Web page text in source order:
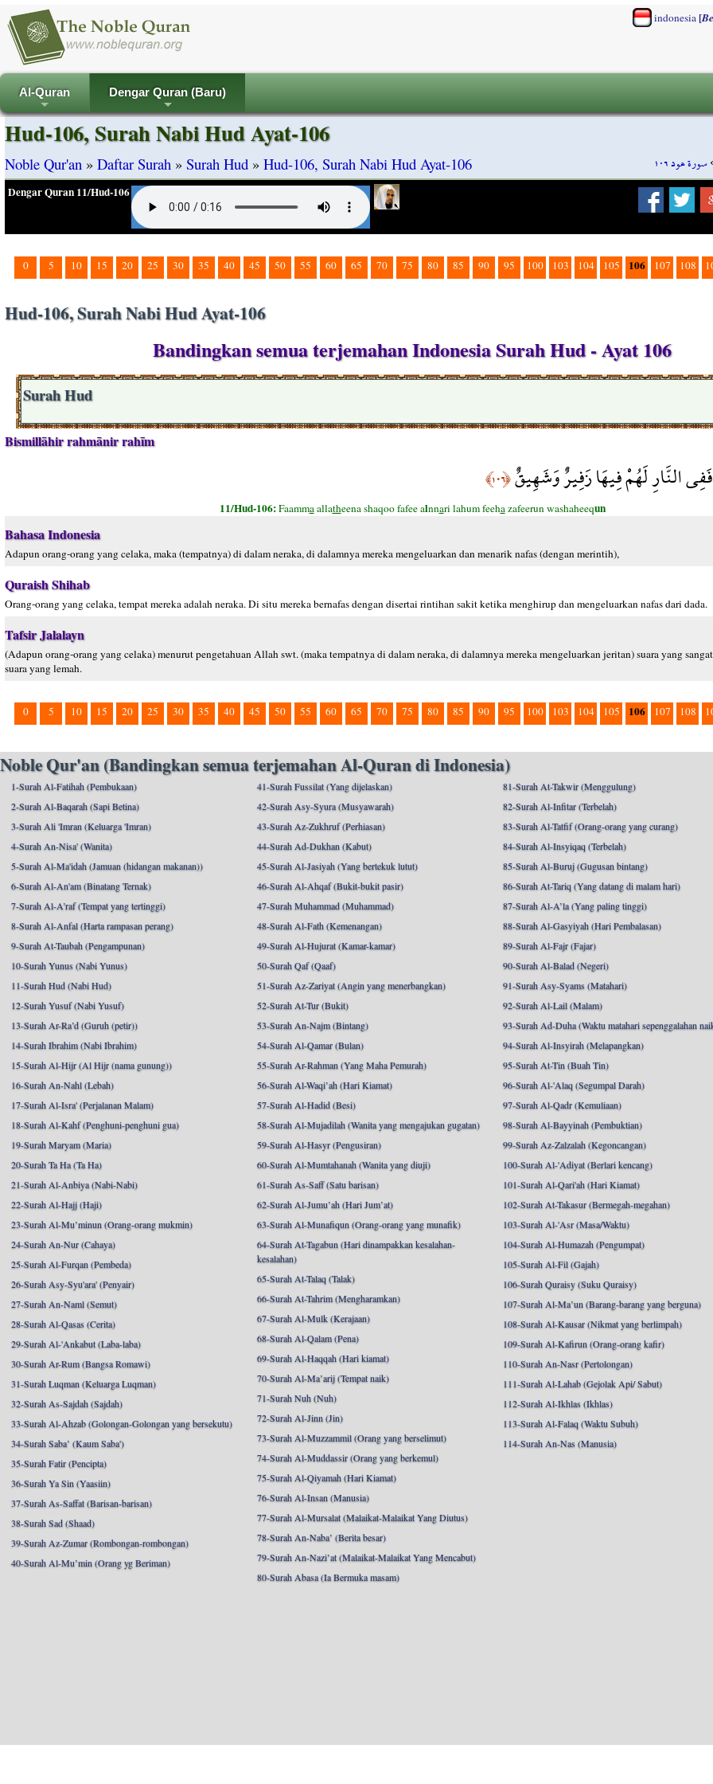
indonesia[
+
Al-Quran
+
Dengar Quran (Baru)
سورة هود ١٠٦
Hud-106, Surah Nabi Hud Ayat-106
Noble Qur'an » Daftar Surah » Surah Hud » Hud-106, Surah Nabi Hud Ayat-106
Dengar Quran 11/Hud-106
0 5 10 15 20 25 30 35 40 45 50 55 60 65 70 75 80 85 90 95 100 103 104 105 106 107 108
Hud-106, Surah Nabi Hud Ayat-106
Bandingkan semua terjemahan Indonesia Surah Hud - Ayat 106
Surah Hud
Bismillāhir rahmānir rahīm
النَّارِ لَهُمْ فِيهَا زَفِيرٌ وَشَهِيقٌ﴿١٠٦﴾
11/Hud-106:Faammaallatheena shaqoo fafee alnnari lahum feehazafeerun washaheequn
Bahasa Indonesia
Adapun orang-orang yang celaka, maka (tempatnya) di dalam neraka, di dalamnya mereka mengeluarkan dan menarik nafas (dengan merintih),
Quraish Shihab
Orang-orang yang celaka, tempat mereka adalah neraka. Di situ mereka bernafas dengan disertai rintihan sakit ketika menghirup dan mengeluarkan nafas dari dada.
Tafsir Jalalayn
(Adapun orang-orang yang celaka) menurut pengetahuan Allah swt. (maka tempatnya di dalam neraka, di dalamnya mereka mengeluarkan jeritan) suara yang
suara yang lemah.
0 5 10 15 20 25 30 35 40 45 50 55 60 65 70 75 80 85 90 95 100 103 104 105 106 107 108
Noble Qur'an (Bandingkan semua terjemahan Al-Quran di Indonesia)
1-Surah Al-Fatihah (Pembukaan)
2-Surah Al-Baqarah (Sapi Betina)
3-Surah Ali 'Imran (Keluarga 'Imran)
4-Surah An-Nisa' (Wanita)
5-Surah Al-Ma'idah (Jamuan (hidangan makanan))
6-Surah Al-An'am (Binatang Ternak)
7-Surah Al-A’raf (Tempat yang tertinggi)
8-Surah Al-Anfal (Harta rampasan perang)
9-Surah At-Taubah (Pengampunan)
10-Surah Yunus (Nabi Yunus)
11-Surah Hud (Nabi Hud)
12-Surah Yusuf (Nabi Yusuf)
13-Surah Ar-Ra’d (Guruh (petir))
14-Surah Ibrahim (Nabi Ibrahim)
15-Surah Al-Hijr (Al Hijr (nama gunung))
16-Surah An-Nahl (Lebah)
17-Surah Al-Isra' (Perjalanan Malam)
18-Surah Al-Kahf (Penghuni-penghuni gua)
19-Surah Maryam (Maria)
20-Surah Ta Ha (Ta Ha)
21-Surah Al-Anbiya (Nabi-Nabi)
22-Surah Al-Hajj (Haji)
23-Surah Al-Mu’minun (Orang-orang mukmin)
24-Surah An-Nur (Cahaya)
25-Surah Al-Furqan (Pembeda)
26-Surah Asy-Syu'ara' (Penyair)
27-Surah An-Naml (Semut)
28-Surah Al-Qasas (Cerita)
29-Surah Al-'Ankabut (Laba-laba)
30-Surah Ar-Rum (Bangsa Romawi)
31-Surah Luqman (Keluarga Luqman)
32-Surah As-Sajdah (Sajdah)
33-Surah Al-Ahzab (Golongan-Golongan yang bersekutu)
34-Surah Saba’ (Kaum Saba')
35-Surah Fatir (Pencipta)
36-Surah Ya Sin (Yaasiin)
37-Surah As-Saffat (Barisan-barisan)
38-Surah Sad (Shaad)
39-Surah Az-Zumar (Rombongan-rombongan)
40-Surah Al-Mu’min (Orang yg Beriman)
41-Surah Fussilat (Yang dijelaskan)
42-Surah Asy-Syura (Musyawarah)
43-Surah Az-Zukhruf (Perhiasan)
44-Surah Ad-Dukhan (Kabut)
45-Surah Al-Jasiyah (Yang bertekuk lutut)
46-Surah Al-Ahqaf (Bukit-bukit pasir)
47-Surah Muhammad (Muhammad)
48-Surah Al-Fath (Kemenangan)
49-Surah Al-Hujurat (Kamar-kamar)
50-Surah Qaf (Qaaf)
51-Surah Az-Zariyat (Angin yang menerbangkan)
52-Surah At-Tur (Bukit)
53-Surah An-Najm (Bintang)
54-Surah Al-Qamar (Bulan)
55-Surah Ar-Rahman (Yang Maha Pemurah)
56-Surah Al-Waqi’ah (Hari Kiamat)
57-Surah Al-Hadid (Besi)
58-Surah Al-Mujadilah (Wanita yang mengajukan gugatan)
59-Surah Al-Hasyr (Pengusiran)
60-Surah Al-Mumtahanah (Wanita yang diuji)
61-Surah As-Saff (Satu barisan)
62-Surah Al-Jumu’ah (Hari Jum’at)
63-Surah Al-Munafiqun (Orang-orang yang munafik)
64-Surah At-Tagabun (Hari dinampakkan kesalahan-
kesalahan)
65-Surah At-Talaq (Talak)
66-Surah At-Tahrim (Mengharamkan)
67-Surah Al-Mulk (Kerajaan)
68-Surah Al-Qalam (Pena)
69-Surah Al-Haqqah (Hari kiamat)
70-Surah Al-Ma’arij (Tempat naik)
71-Surah Nuh (Nuh)
72-Surah Al-Jinn (Jin)
73-Surah Al-Muzzammil (Orang yang berselimut)
74-Surah Al-Muddassir (Orang yang berkemul)
75-Surah Al-Qiyamah (Hari Kiamat)
76-Surah Al-Insan (Manusia)
77-Surah Al-Mursalat (Malaikat-Malaikat Yang Diutus)
78-Surah An-Naba’ (Berita besar)
79-Surah An-Nazi’at (Malaikat-Malaikat Yang Mencabut)
80-Surah Abasa (Ia Bermuka masam)
81-Surah At-Takwir (Menggulung)
82-Surah Al-Infitar (Terbelah)
83-Surah Al-Tatfif (Orang-orang yang curang)
84-Surah Al-Insyiqaq (Terbelah)
85-Surah Al-Buruj (Gugusan bintang)
86-Surah At-Tariq (Yang datang di malam hari)
87-Surah Al-A’la (Yang paling tinggi)
88-Surah Al-Gasyiyah (Hari Pembalasan)
89-Surah Al-Fajr (Fajar)
90-Surah Al-Balad (Negeri)
91-Surah Asy-Syams (Matahari)
92-Surah Al-Lail (Malam)
93-Surah Ad-Duha (Waktu matahari sepenggalahan
94-Surah Al-Insyirah (Melapangkan)
95-Surah At-Tin (Buah Tin)
96-Surah Al-'Alaq (Segumpal Darah)
97-Surah Al-Qadr (Kemuliaan)
98-Surah Al-Bayyinah (Pembuktian)
99-Surah Az-Zalzalah (Kegoncangan)
100-Surah Al-'Adiyat (Berlari kencang)
101-Surah Al-Qari'ah (Hari Kiamat)
102-Surah At-Takasur (Bermegah-megahan)
103-Surah Al-'Asr (Masa/Waktu)
104-Surah Al-Humazah (Pengumpat)
105-Surah Al-Fil (Gajah)
106-Surah Quraisy (Suku Quraisy)
107-Surah Al-Ma’un (Barang-barang yang berguna)
108-Surah Al-Kausar (Nikmat yang berlimpah)
109-Surah Al-Kafirun (Orang-orang kafir)
110-Surah An-Nasr (Pertolongan)
111-Surah Al-Lahab (Gejolak Api/ Sabut)
112-Surah Al-Ikhlas (Ikhlas)
113-Surah Al-Falaq (Waktu Subuh)
114-Surah An-Nas (Manusia)